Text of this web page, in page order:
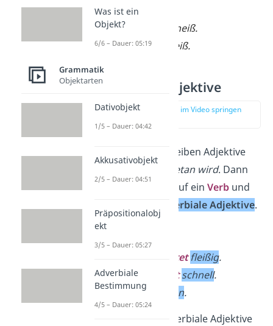
→Der Tee ist heiß.
→ Das Wasser ist heiß.
→ Die Sonne ist heiß.
Adverbiale Adjektive
zur Stelle im Video springen
Manchmal beschreiben Adjektive
wie etwas getan wird. Dann
beziehen sie sich auf ein Verb und
adverbiale Adjektive.
Beispiele
arbeitet fleißig.
Der Hund
läuft schnell.
Lisasingt schön.
Auch adverbiale Adjektive
Was ist ein
Objekt?
6/6 – Dauer: 05:19
Grammatik
Objektarten
Dativobjekt
1/5 – Dauer: 04:42
Akkusativobjekt
2/5 – Dauer: 04:51
Präpositionalobj
ekt
3/5 – Dauer: 05:27
Adverbiale
Bestimmung
4/5 – Dauer: 05:24